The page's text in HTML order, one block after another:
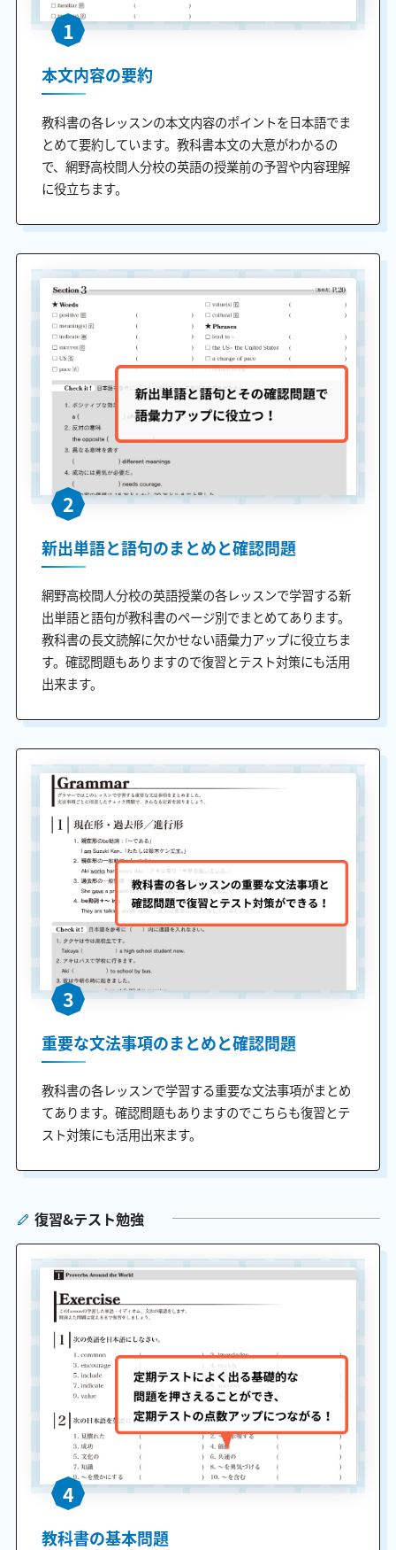
1
本文内容の要約
教科書の各レッスンの本文内容のポイントを日本語でま
とめて要約しています。教科書本文の大意がわかるの
で、網野高校間人分校の英語の授業前の予習や内容理解
に役立ちます。
2
新出単語と語句のまとめと確認問題
網野高校間人分校の英語授業の各レッスンで学習する新
出単語と語句が教科書のページ別でまとめてあります。
教科書の長文読解に欠かせない語彙力アップに役立ちま
す。確認問題もありますので復習とテスト対策にも活用
出来ます。
3
重要な文法事項のまとめと確認問題
教科書の各レッスンで学習する重要な文法事項がまとめ
てあります。確認問題もありますのでこちらも復習とテ
スト対策にも活用出来ます。
復習&テスト勉強
4
教科書の基本問題